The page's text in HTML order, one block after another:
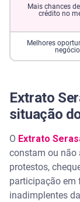
Mais chances
crédito no
Melhores
Extrato
situação
O Extrato
constam ou não
protestos,
participação em
inadimplentes